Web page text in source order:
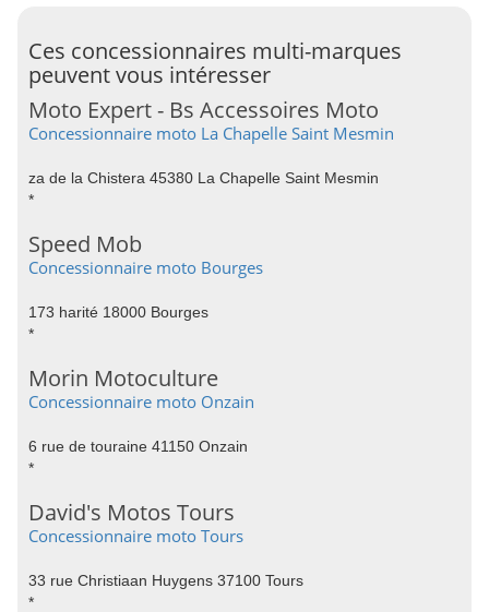
Ces concessionnaires multi-marques
peuvent vous intéresser
Moto Expert - Bs Accessoires Moto
Concessionnaire moto La Chapelle Saint Mesmin
za de la Chistera 45380 La Chapelle Saint Mesmin
*
Speed Mob
Concessionnaire moto Bourges
173 harité 18000 Bourges
*
Morin Motoculture
Concessionnaire moto Onzain
6 rue de touraine 41150 Onzain
*
David's Motos Tours
Concessionnaire moto Tours
33 rue Christiaan Huygens 37100 Tours
*